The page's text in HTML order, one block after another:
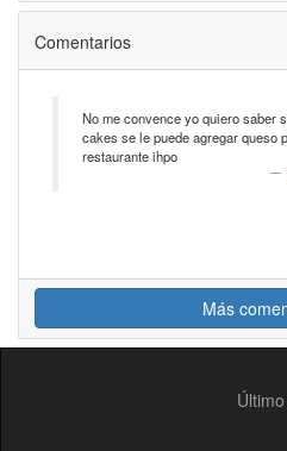
Comentarios
No me convence yo quiero saber
cakes se le puede agregar queso
restaurante ihpo
Más